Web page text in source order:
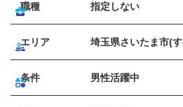
職種 指定しない
エリア 埼玉県さいたま市(
条件 男性活躍中